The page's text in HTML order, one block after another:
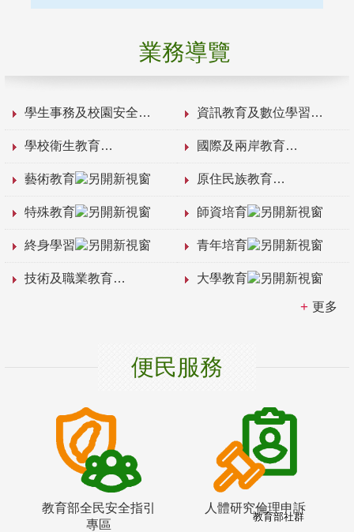
業務導覽
學生事務及校園安全 資訊教育及數位學習
學校衛生教育 國際及兩岸教育
藝術教育 原住民族教育
特殊教育 師資培育
終身學習 青年培育
技術及職業教育 大學教育
更多
便民服務
教育部全民安全指引
專區
人體研究倫理申訴
教育部社群